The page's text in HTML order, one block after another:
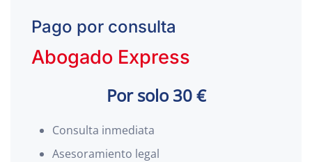
Pago por consulta
Abogado Express
Por solo 30 €
Consulta inmediata
Asesoramiento legal